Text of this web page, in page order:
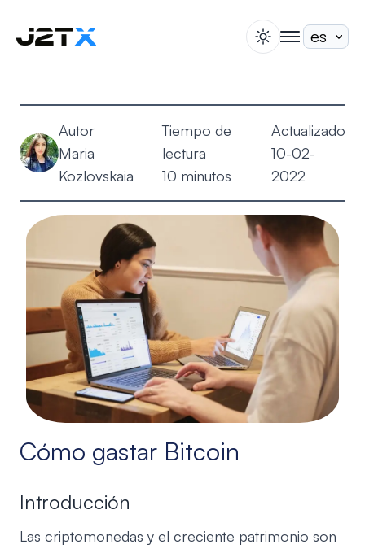
Blog
Ayuda
Acerca de
Abrir Cuenta
Iniciar Sesión
switch theme
togglenav
Autor
Maria
Kozlovskaia
Tiempo de
lectura
10 minutos
Actualizado
10-02-
2022
Cómo gastar Bitcoin
Introducción
Las criptomonedas y el creciente patrimonio son